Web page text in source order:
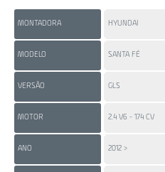
MONTADORA
MODELO
VERSÃO
MOTOR
ANO
HYUNDAI
SANTA FÉ
GLS
2.4 V6 - 174 CV
2012 >